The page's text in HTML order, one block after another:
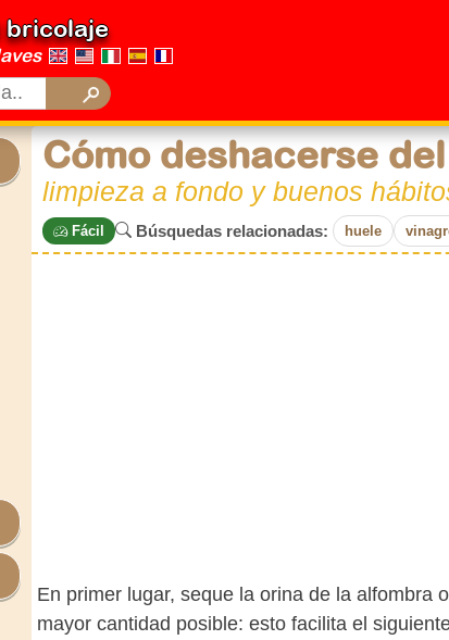
bricolaje
Cómo deshacerse
limpieza a fondo y buenos
Fácil Búsquedas relacionadas: huele
En primer lugar, seque la orina de la alfombra
mayor cantidad posible: esto facilita el